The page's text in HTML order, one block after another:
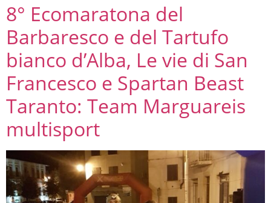
8° Ecomaratona del
Barbaresco e del Tartufo
bianco d’Alba, Le vie di San
Francesco e Spartan Beast
Taranto: Team Marguareis
multisport